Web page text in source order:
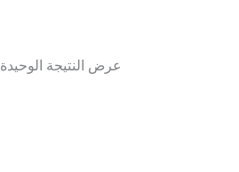
عرض النتيجة الوحيدة